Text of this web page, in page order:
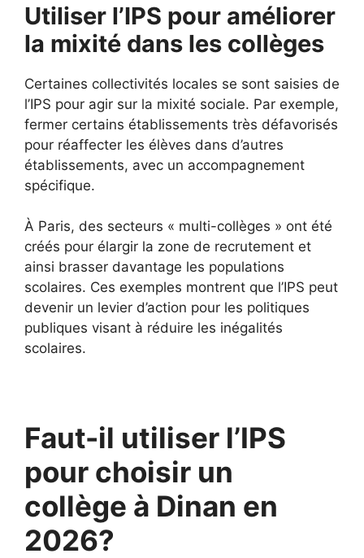
Utiliser l’IPS pour améliorer
la mixité dans les collèges
Certaines collectivités locales se sont saisies de
l’IPS pour agir sur la mixité sociale. Par exemple,
fermer certains établissements très défavorisés
pour réaffecter les élèves dans d’autres
établissements, avec un accompagnement
spécifique.
À Paris, des secteurs « multi-collèges » ont été
créés pour élargir la zone de recrutement et
ainsi brasser davantage les populations
scolaires. Ces exemples montrent que l’IPS peut
devenir un levier d’action pour les politiques
publiques visant à réduire les inégalités
scolaires.
Faut-il utiliser l’IPS
pour choisir un
collège à Dinan en
2026?